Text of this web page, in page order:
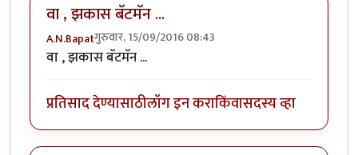
वा , झकास बॅटमॅन ...
A.N.Bapatगुरुवार, 15/09/2016 08:43
वा , झकास बॅटमॅन ...
प्रतिसाद देण्यासाठीलॉग इन कराकिंवासदस्य व्हा